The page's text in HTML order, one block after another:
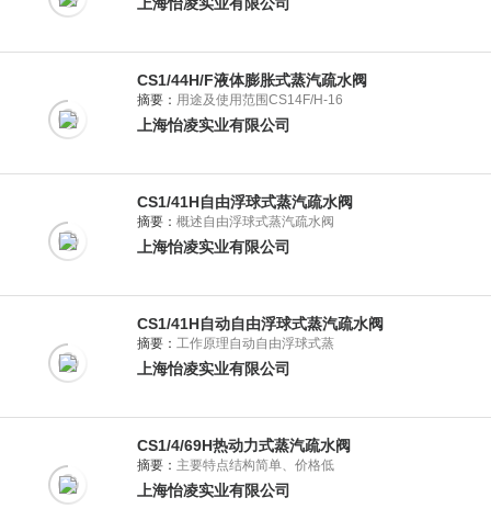
CS1/44H/F液体膨胀式蒸汽疏水阀
摘要： 用途及使用范围CS14F/H-16
上海怡凌实业有限公司
CS1/41H自由浮球式蒸汽疏水阀
摘要： 概述自由浮球式蒸汽疏水阀
上海怡凌实业有限公司
CS1/41H自动自由浮球式蒸汽疏水阀
摘要： 工作原理自动自由浮球式蒸
上海怡凌实业有限公司
CS1/4/69H热动力式蒸汽疏水阀
摘要： 主要特点结构简单、价格低
上海怡凌实业有限公司